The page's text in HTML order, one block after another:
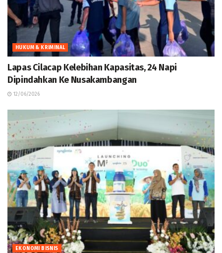
HUKUM & KRIMINAL
Lapas Cilacap Kelebihan Kapasitas, 24 Napi
Dipindahkan Ke Nusakambangan
12/06/2026
EKONOMI BISNIS